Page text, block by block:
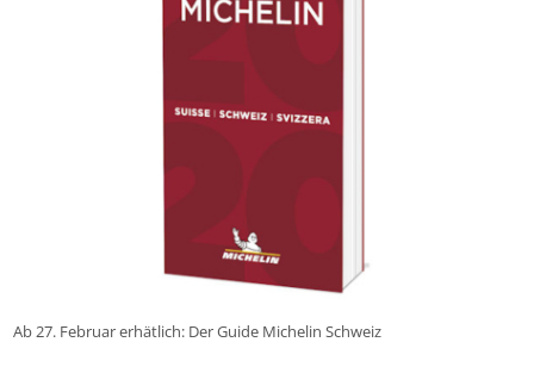
Ab 27. Februar erhätlich: Der Guide Michelin Schweiz